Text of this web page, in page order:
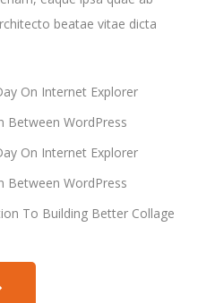
beatae vitae dicta
On Internet Explorer
Between WordPress
On Internet Explorer
Between WordPress
To Building Better Collage